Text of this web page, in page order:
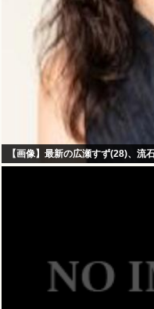
【画像】最新の広瀬すず(28)、流